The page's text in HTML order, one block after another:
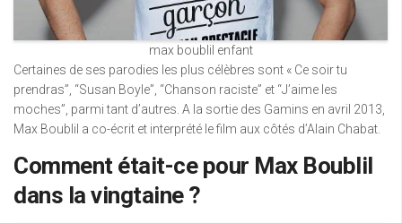
max boublil enfant
Certaines de ses parodies les plus célèbres sont « Ce soir tu
prendras”, “Susan Boyle”, “Chanson raciste” et “J’aime les
moches”, parmi tant d’autres. A la sortie des Gamins en avril 2013,
Max Boublil a co-écrit et interprété le film aux côtés d’Alain Chabat.
Comment était-ce pour Max Boublil
dans la vingtaine ?